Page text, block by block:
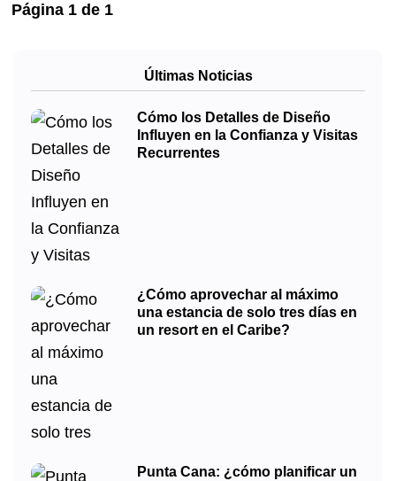
Página 1 de 1
Últimas Noticias
Cómo los Detalles de Diseño
Influyen en la Confianza y Visitas
Recurrentes
¿Cómo aprovechar al máximo
una estancia de solo tres días en
un resort en el Caribe?
Punta Cana: ¿cómo planificar un